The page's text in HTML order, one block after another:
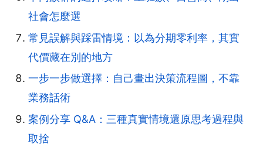
社會怎麼選
常見誤解與踩雷情境：以為分期零利率，其實
代價藏在別的地方
一步一步做選擇：自己畫出決策流程圖，不靠
業務話術
案例分享 Q&A：三種真實情境還原思考過程與
取捨